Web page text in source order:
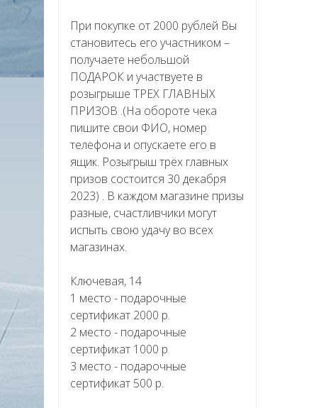
При покупке от 2000 рублей Вы
становитесь его участником –
получаете небольшой
ПОДАРОК и участвуете в
розыгрыше ТРЕХ ГЛАВНЫХ
ПРИЗОВ .(На обороте чека
пишите свои ФИО, номер
телефона и опускаете его в
ящик. Розыгрыш трёх главных
призов состоится 30 декабря
2023) . В каждом магазине призы
разные, счастливчики могут
испыть свою удачу во всех
магазинах.
Ключевая, 14
1 место - подарочные
сертификат 2000 р.
2 место - подарочные
сертификат 1000 р
3 место - подарочные
сертификат 500 р.